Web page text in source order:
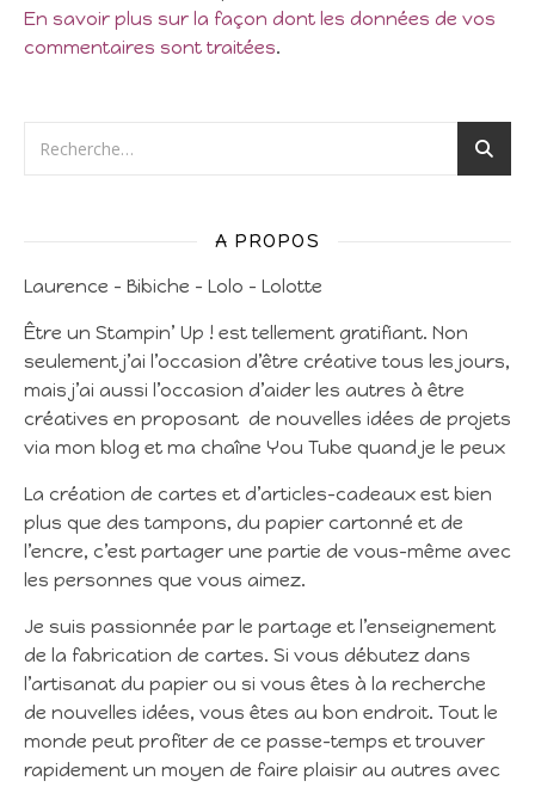
En savoir plus sur la façon dont les données de vos
commentaires sont traitées.
A PROPOS
Laurence – Bibiche – Lolo – Lolotte
Être un Stampin’ Up ! est tellement gratifiant. Non
seulement j’ai l’occasion d’être créative tous les jours,
mais j’ai aussi l’occasion d’aider les autres à être
créatives en proposant de nouvelles idées de projets
via mon blog et ma chaîne You Tube quand je le peux
La création de cartes et d’articles-cadeaux est bien
plus que des tampons, du papier cartonné et de
l’encre, c’est partager une partie de vous-même avec
les personnes que vous aimez.
Je suis passionnée par le partage et l’enseignement
de la fabrication de cartes. Si vous débutez dans
l’artisanat du papier ou si vous êtes à la recherche
de nouvelles idées, vous êtes au bon endroit. Tout le
monde peut profiter de ce passe-temps et trouver
rapidement un moyen de faire plaisir au autres avec